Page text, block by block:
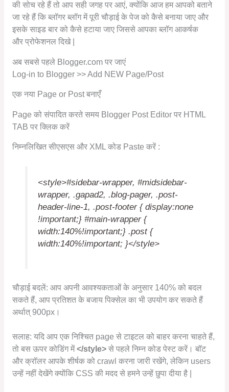
की सोच रहे हैं तो आप सही जगह पर आएं, क्योंकि आज हम आपको बताने
जा रहे हैं कि ब्लॉगर ब्लॉग में पूरी चौड़ाई के पेज को कैसे बनाया जाए और
इसके साइड बार को कैसे हटाया जाए जिससे आपका ब्लॉग आकर्षक
और प्रोफेशनल दिखे |
अब सबसे पहले Blogger.com पर जाएं
Log-in to Blogger >> Add NEW Page/Post
एक नया Page or Post बनाएँ
Page को संपादित करते समय Blogger Post Editor पर HTML
TAB पर क्लिक करें
निम्नलिखित सीएसएस और XML कोड Paste करें :
<style>#sidebar-wrapper, #midsidebar-
wrapper, .gapad2, .blog-pager, .post-
header-line-1, .post-footer { display:none
!important;} #main-wrapper {
width:140%!important;} .post {
width:140%!important; }</style>
चौड़ाई बदलें: आप अपनी आवश्यकताओं के अनुसार 140% को बदल
सकते हैं, आप प्रतिशत के बजाय पिक्सेल का भी उपयोग कर सकते हैं
अर्थात् 900px।
सलाह: यदि आप एक निश्चित page से टाइटल को बाहर करना चाहते हैं,
तो बस ऊपर कोडिंग में</style>से पहले निम्न कोड पेस्ट करें। बॉट
और क्रॉलर आपके शीर्षक को crawl करना जारी रखेंगे, लेकिन users
उन्हें नहीं देखेंगे क्योंकि CSS की मदद से हमने उन्हें छुपा दीया है |